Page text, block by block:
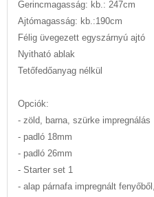
Gerincmagasság: kb.: 247cm
Ajtómagasság: kb.:190cm
Félig üvegezett egyszárnyú ajtó
Nyitható ablak
Tetőfedőanyag nélkül
Opciók:
- zöld, barna, szürke impregnálás
- padló 18mm
- padló 26mm
- Starter set 1
- alap párnafa impregnált